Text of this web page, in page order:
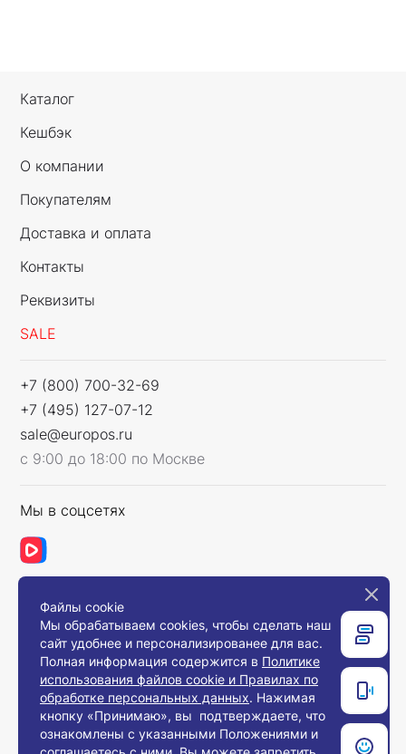
Каталог
Кешбэк
О компании
Покупателям
Доставка и оплата
Контакты
Реквизиты
SALE
+7 (800) 700-32-69
+7 (495) 127-07-12
sale@europos.ru
с 9:00 до 18:00 по Москве
Мы в соцсетях
Связаться с нами
© 2008-2026, Компания «Европос Групп». Все
права защищены.
Все товары предназначены для продажи
юридическим лицам и индивидуальным
Файлы cookie
Мы обрабатываем cookies, чтобы сделать наш
сайт удобнее и персонализированее для вас.
Полная информация содержится в Политике
использования файлов cookie и Правилах по
обработке персональных данных. Нажимая
кнопку «Принимаю», вы подтверждаете, что
ознакомлены с указанными Положениями и